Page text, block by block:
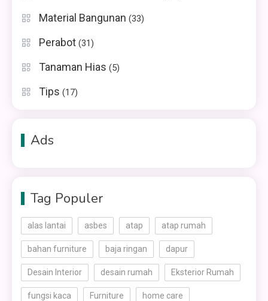
Material Bangunan (33)
Perabot (31)
Tanaman Hias (5)
Tips (17)
Ads
Tag Populer
alas lantai asbes atap atap rumah
bahan furniture baja ringan dapur
Desain Interior desain rumah Eksterior Rumah
fungsi kaca Furniture home care